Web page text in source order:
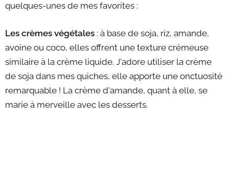
quelques-unes de mes favorites :
Les crèmes végétales : à base de soja, riz, amande,
avoine ou coco, elles offrent une texture crémeuse
similaire à la crème liquide. J'adore utiliser la crème
de soja dans mes quiches, elle apporte une onctuosité
remarquable ! La crème d'amande, quant à elle, se
marie à merveille avec les desserts.